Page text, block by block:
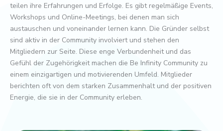
teilen ihre Erfahrungen und Erfolge. Es gibt regelmäßige Events,
Workshops und Online-Meetings, bei denen man sich
austauschen und voneinander lernen kann. Die Gründer selbst
sind aktiv in der Community involviert und stehen den
Mitgliedern zur Seite. Diese enge Verbundenheit und das
Gefühl der Zugehörigkeit machen die Be Infinity Community zu
einem einzigartigen und motivierenden Umfeld. Mitglieder
berichten oft von dem starken Zusammenhalt und der positiven
Energie, die sie in der Community erleben.